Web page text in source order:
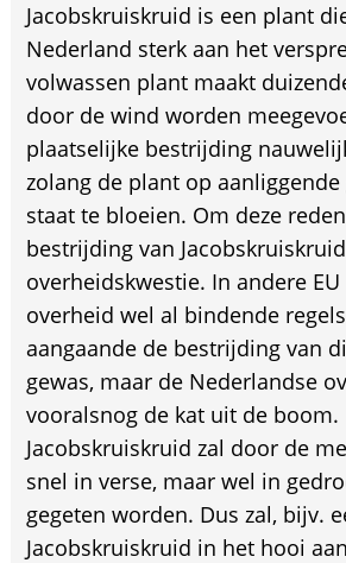
Jacobskruiskruid is een plant
Nederland sterk aan het
volwassen plant maakt
door de wind worden
plaatselijke bestrijding
zolang de plant op
staat te bloeien. Om deze
bestrijding van
overheidskwestie. In andere
overheid wel al bindende
aangaande de bestrijding van
gewas, maar de Nederlandse
vooralsnog de kat uit de boom.
Jacobskruiskruid zal door de
snel in verse, maar wel in
gegeten worden. Dus zal, bijv.
Jacobskruiskruid in het hooi